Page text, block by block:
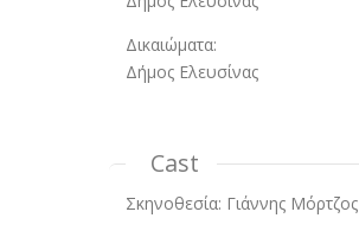
Δικαιώματα:
Δήμος Ελευσίνας
Cast
Σκηνοθεσία: Γιάννης Μόρτζος